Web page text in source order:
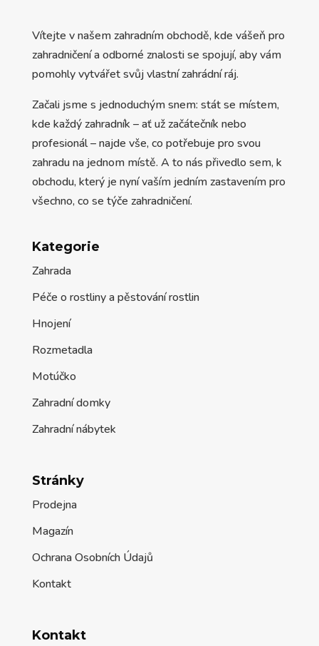
Vítejte v našem zahradním obchodě, kde vášeň pro
zahradničení a odborné znalosti se spojují, aby vám
pomohly vytvářet svůj vlastní zahrádní ráj.
Začali jsme s jednoduchým snem: stát se místem,
kde každý zahradník – ať už začátečník nebo
profesionál – najde vše, co potřebuje pro svou
zahradu na jednom místě. A to nás přivedlo sem, k
obchodu, který je nyní vaším jedním zastavením pro
všechno, co se týče zahradničení.
Kategorie
Zahrada
Péče o rostliny a pěstování rostlin
Hnojení
Rozmetadla
Motúčko
Zahradní domky
Zahradní nábytek
Stránky
Prodejna
Magazín
Ochrana Osobních Údajů
Kontakt
Kontakt